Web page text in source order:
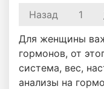
Назад 1
Для женщины
гормонов, от
система, вес,
анализы на